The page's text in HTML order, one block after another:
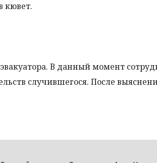
кювет.
В данный момент
случившегося. После